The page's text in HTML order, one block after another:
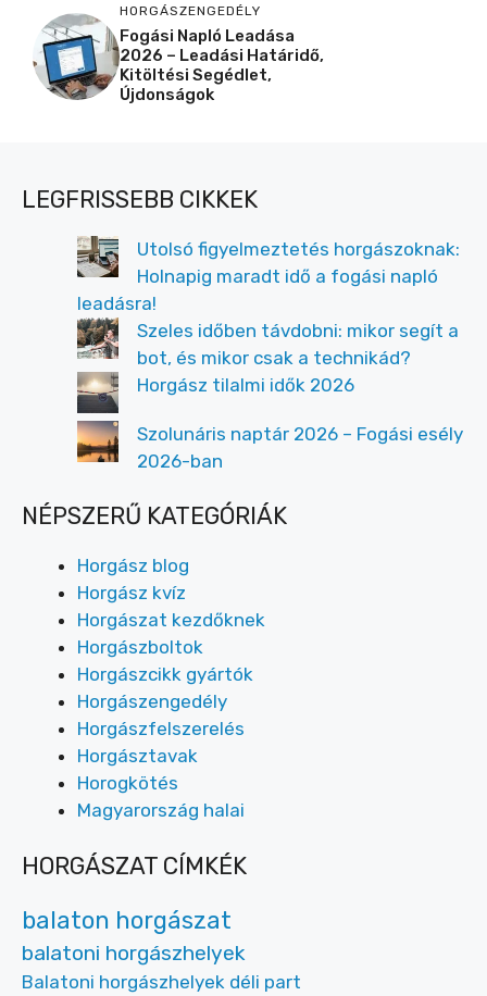
HORGÁSZENGEDÉLY
Fogási Napló Leadása
2026 – Leadási Határidő,
Kitöltési Segédlet,
Újdonságok
LEGFRISSEBB CIKKEK
Utolsó figyelmeztetés horgászoknak:
Holnapig maradt idő a fogási napló
leadásra!
Szeles időben távdobni: mikor segít a
bot, és mikor csak a technikád?
Horgász tilalmi idők 2026
Szolunáris naptár 2026 – Fogási esély
2026-ban
NÉPSZERŰ KATEGÓRIÁK
Horgász blog
Horgász kvíz
Horgászat kezdőknek
Horgászboltok
Horgászcikk gyártók
Horgászengedély
Horgászfelszerelés
Horgásztavak
Horogkötés
Magyarország halai
HORGÁSZAT CÍMKÉK
balaton horgászat
balatoni horgászhelyek
Balatoni horgászhelyek déli part